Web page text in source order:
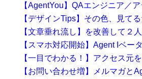
【AgentYou】QAエンジニア／
【デザインTips】その色、見て
【文章垂れ流し】を改善して２
【スマホ対応開始】Agent Iベー
【一目でわかる！】アクセス元
【お問い合わせ増】メルマガと